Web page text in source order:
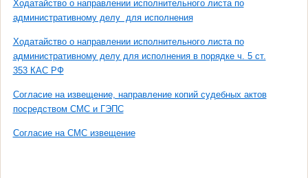
Ходатайство о направлении исполнительного листа по
административному делу для исполнения
Ходатайство о направлении исполнительного листа по
административному делу для исполнения в порядке ч. 5 ст.
353 КАС РФ
Согласие на извещение, направление копий судебных актов
посредством СМС и ГЭПС
Согласие на СМС извещение